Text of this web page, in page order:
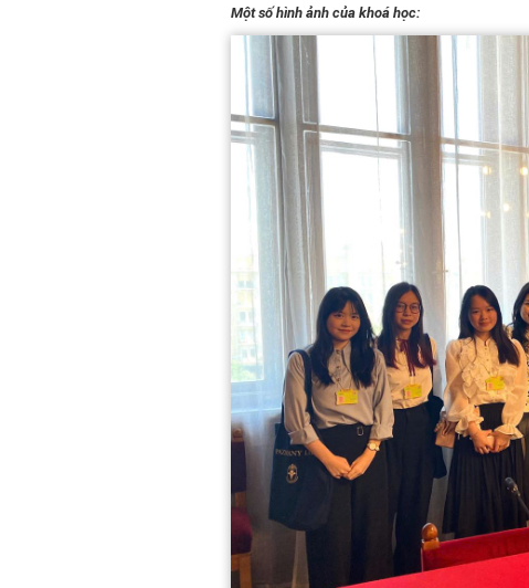
Một số hình ảnh của khoá học: